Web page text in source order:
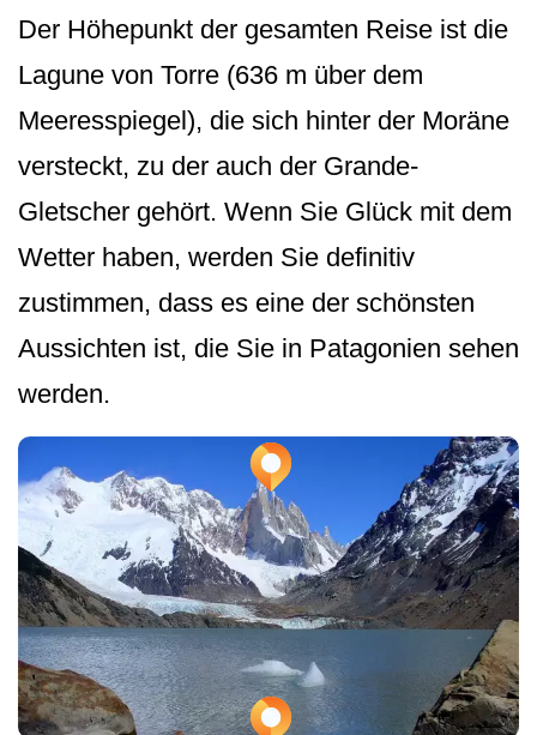
Der Höhepunkt der gesamten Reise ist die
Lagune von Torre (636 m über dem
Meeresspiegel), die sich hinter der Moräne
versteckt, zu der auch der Grande-
Gletscher gehört. Wenn Sie Glück mit dem
Wetter haben, werden Sie definitiv
zustimmen, dass es eine der schönsten
Aussichten ist, die Sie in Patagonien sehen
werden.